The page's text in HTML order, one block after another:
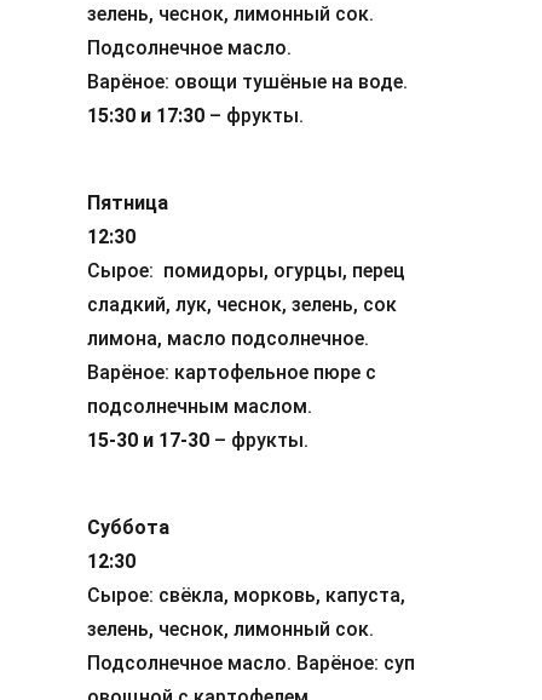
зелень, чеснок, лимонный сок.
Подсолнечное масло.
Варёное: овощи тушёные на воде.
15:30 и 17:30 – фрукты.
Пятница
12:30
Сырое: помидоры, огурцы, перец
сладкий, лук, чеснок, зелень, сок
лимона, масло подсолнечное.
Варёное: картофельное пюре с
подсолнечным маслом.
15-30 и 17-30 – фрукты.
Суббота
12:30
Сырое: свёкла, морковь, капуста,
зелень, чеснок, лимонный сок.
Подсолнечное масло. Варёное: суп